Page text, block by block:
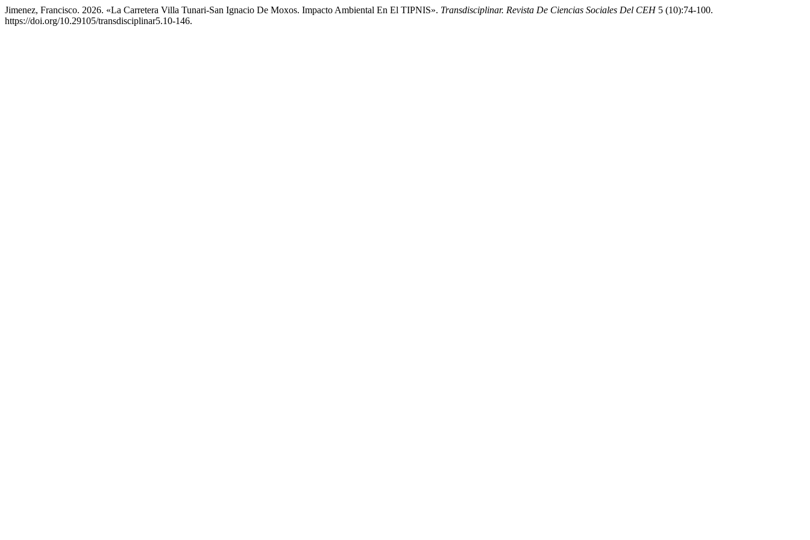
Jimenez, Francisco. 2026. «La Carretera Villa Tunari-San Ignacio De Moxos. Impacto Ambiental En El TIPNIS». Transdisciplinar. Revista De Ciencias Sociales Del CEH5 (10):74-100.
https://doi.org/10.29105/transdisciplinar5.10-146.